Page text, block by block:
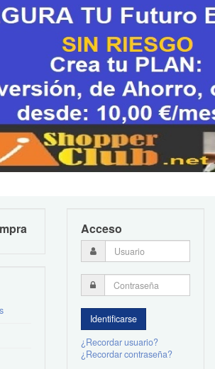
Acceso
¿Recordar usuario?
¿Recordar contraseña?